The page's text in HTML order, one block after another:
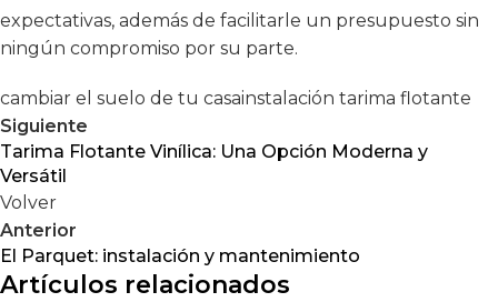
expectativas, además de facilitarle un presupuesto sin
ningún compromiso por su parte.
cambiar el suelo de tu casainstalación tarima flotante
Siguiente
Tarima Flotante Vinílica: Una Opción Moderna y
Versátil
Volver
Anterior
El Parquet: instalación y mantenimiento
Artículos relacionados